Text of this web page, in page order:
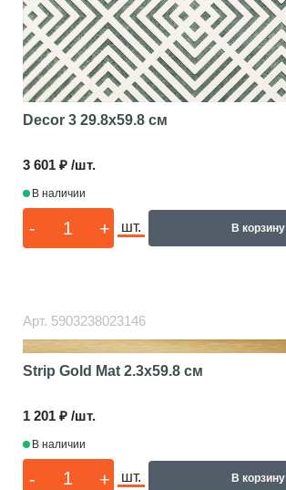
Decor 3 29.8x59.8 см
3 601 ₽ /шт.
В наличии
- + шт. В корзину
Арт. 5903238023146
Strip Gold Mat 2.3x59.8 см
1 201 ₽ /шт.
В наличии
- + шт. В корзину